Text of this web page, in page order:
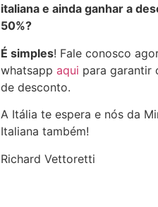
italiana e ainda ganhar a
50%?
É simples! Fale conosco
whatsapp aqui para garantir
de desconto.
A Itália te espera e nós da
Italiana também!
Richard Vettoretti